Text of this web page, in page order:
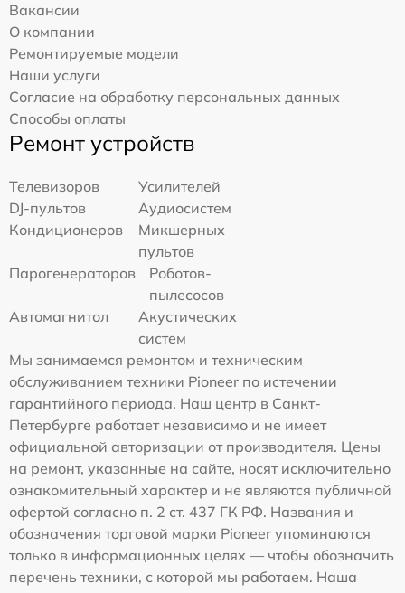
Вакансии
О компании
Ремонтируемые модели
Наши услуги
Согласие на обработку персональных данных
Способы оплаты
Ремонт устройств
Телевизоров
Усилителей
DJ-пультов
Аудиосистем
Кондиционеров
Микшерных
пультов
Парогенераторов
Роботов-
пылесосов
Автомагнитол
Акустических
систем
Мы занимаемся ремонтом и техническим
обслуживанием техники Pioneer по истечении
гарантийного периода. Наш центр в Санкт-
Петербурге работает независимо и не имеет
официальной авторизации от производителя. Цены
на ремонт, указанные на сайте, носят исключительно
ознакомительный характер и не являются публичной
офертой согласно п. 2 ст. 437 ГК РФ. Названия и
обозначения торговой марки Pioneer упоминаются
только в информационных целях — чтобы обозначить
перечень техники, с которой мы работаем. Наша